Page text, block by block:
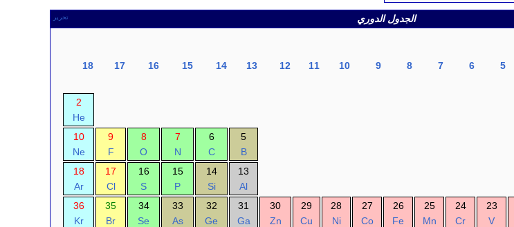
تحرير الجدول الدوري
5
6
7
8
9
10
11
12
13
14
15
16
17
18
2
He
5
B
6
C
7
N
8
O
9
F
10
Ne
13
Al
14
Si
15
P
16
S
17
Cl
18
Ar
23
V
24
Cr
25
Mn
26
Fe
27
Co
28
Ni
29
Cu
30
Zn
31
Ga
32
Ge
33
As
34
Se
35
Br
36
Kr